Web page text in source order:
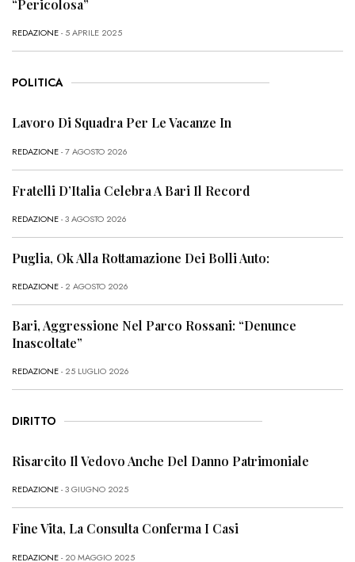
“Pericolosa”
REDAZIONE- 5 APRILE 2025
POLITICA
Lavoro Di Squadra Per Le Vacanze In
REDAZIONE- 7 AGOSTO 2026
Fratelli D’Italia Celebra A Bari Il Record
REDAZIONE- 3 AGOSTO 2026
Puglia, Ok Alla Rottamazione Dei Bolli Auto:
REDAZIONE- 2 AGOSTO 2026
Bari, Aggressione Nel Parco Rossani: “Denunce
Inascoltate”
REDAZIONE- 25 LUGLIO 2026
DIRITTO
Risarcito Il Vedovo Anche Del Danno Patrimoniale
REDAZIONE- 3 GIUGNO 2025
Fine Vita, La Consulta Conferma I Casi
REDAZIONE- 20 MAGGIO 2025